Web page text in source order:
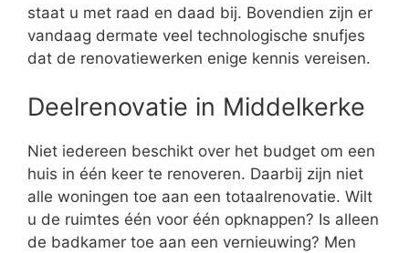
staat u met raad en daad bij. Bovendien zijn er
vandaag dermate veel technologische snufjes
dat de renovatiewerken enige kennis vereisen.
Deelrenovatie in Middelkerke
Niet iedereen beschikt over het budget om een
huis in één keer te renoveren. Daarbij zijn niet
alle woningen toe aan een totaalrenovatie. Wilt
u de ruimtes één voor één opknappen? Is alleen
de badkamer toe aan een vernieuwing? Men